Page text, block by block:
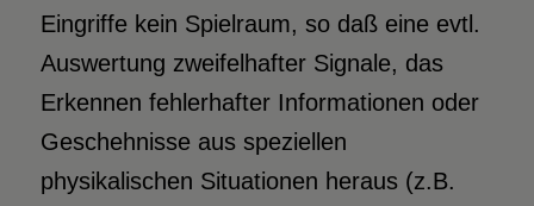
Eingriffe kein Spielraum, so daß eine evtl.
Auswertung zweifelhafter Signale, das
Erkennen fehlerhafter Informationen oder
Geschehnisse aus speziellen
physikalischen Situationen heraus (z.B.